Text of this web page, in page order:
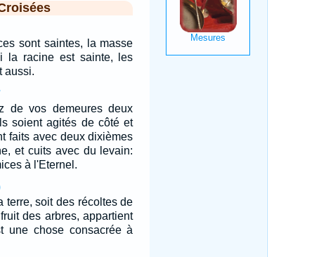
sont saintes, la masse
la racine est sainte, les
aussi.
de vos demeures deux
soient agités de côté et
faits avec deux dixièmes
et cuits avec du levain:
à l'Eternel.
terre, soit des récoltes de
des arbres, appartient
une chose consacrée à